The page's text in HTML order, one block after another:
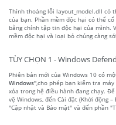
Thỉnh thoảng lỗi layout_model.dll có
của bạn. Phần mềm độc hại có thể
bằng chính tập tin độc hại của mình.
mềm độc hại và loại bỏ chúng càng
TÙY CHỌN 1 - Windows
Phiên bản mới của Windows 10 có
Windows",cho phép bạn kiểm tra
xóa trong hệ điều hành đang chạy.
vệ Windows, đến Cài đặt (Khởi động
"Cập nhật và Bảo mật" và đến phần